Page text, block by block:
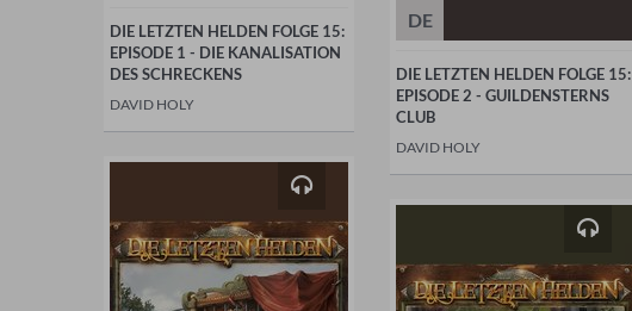
DIE LETZTEN HELDEN FOLGE 15:
EPISODE 1 - DIE KANALISATION
DES SCHRECKENS
DAVID HOLY
DE
DIE LETZTEN HELDEN FOLGE 15:
EPISODE 2 - GUILDENSTERNS
CLUB
DAVID HOLY